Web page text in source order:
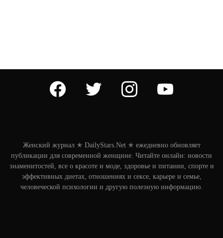
facebook twitter instagram youtube
Женский журнал ✭ DailyStars.Net ✭ ежедневно обновляет
публикации для современной женщине. Читайте онлайн: новости
знаменитостей, все о красоте и моде, здоровье и питании, спорте и
эффективных диетах, отношениях и сексе, карьере и семье,
человеческой психологии и другую полезную информацию.